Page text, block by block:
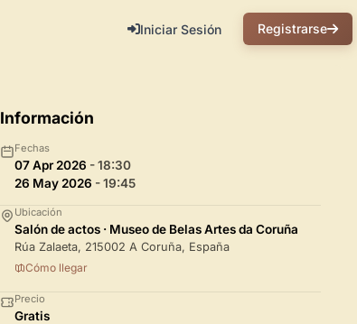
Iniciar Sesión Registrarse
Información
Fechas
07 Apr 2026 - 18:30
26 May 2026 - 19:45
Ubicación
Salón de actos · Museo de Belas Artes da Coruña
Rúa Zalaeta, 215002 A Coruña, España
Cómo llegar
Precio
Gratis